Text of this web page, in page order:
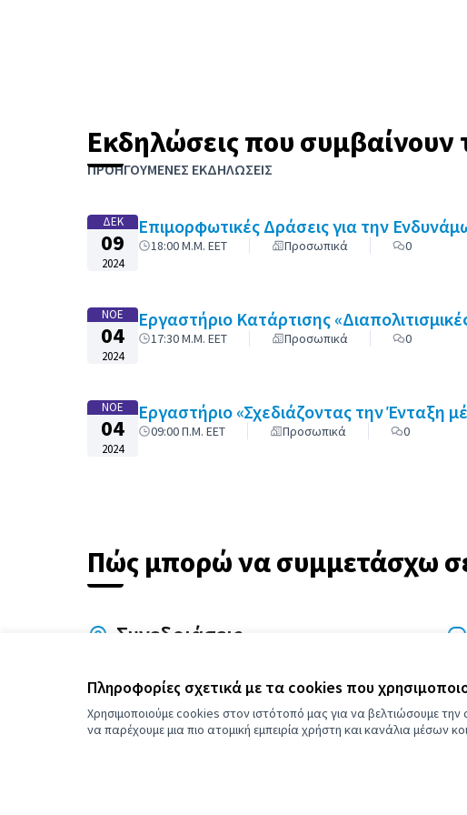
Πληροφορίες σχετικά με τα cookies που
Χρησιμοποιούμε cookies στον ιστότοπό μας για να βελτιώσουμε
να παρέχουμε μια πιο ατομική εμπειρία χρήστη και κανάλια μέσων
Εκδηλώσεις που συμβαίνουν
Το στοιχείο που ακολουθεί είναι ένας χάρτης που
Παράλειψη χάρτη
−
ΠΡΟΗΓΟΎΜΕΝΕΣ ΕΚΔΗΛΏΣΕΙΣ
ΔΕΚ
09
2024
Επιμορφωτικές Δράσεις για την
18:00 Μ.Μ. EET Προσωπικά 0
ΝΟΈ
04
2024
Εργαστήριο Κατάρτισης
17:30 Μ.Μ. EET Προσωπικά 0
ΝΟΈ
04
2024
Εργαστήριο «Σχεδιάζοντας την Ένταξη
09:00 Π.Μ. EET Προσωπικά 0
Πώς μπορώ να συμμετάσχω
Συνεδριάσεις
συμμετάσχετε σε δημόσιες συνεδριάσεις.